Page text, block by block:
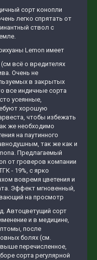
сорт конопли
легко спрятать от
ствол с
Lеmon имеет
всё о вредителях
Очень не
в закрытых
все индичные сорта
усеянные,
хорошую
чтобы избежать
же необходимо
на паутинного
так же как и
Предлагаемый
от гроверов компании
- 19%, с ярко
вовремя цветения и
Эффект мгновенный,
на просмотр
Автоцветущий сорт
и в медицине,
после
болях (см.
перечисленное,
сорта регулярной